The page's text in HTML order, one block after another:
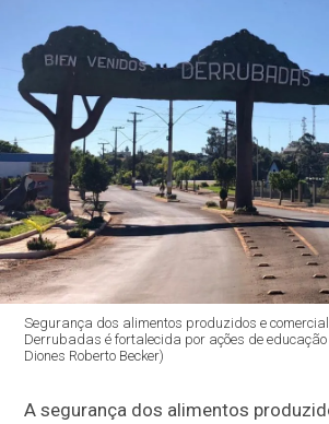
Segurança dos alimentos produzidos e
Derrubadas é fortalecida por ações de
Diones Roberto Becker)
A segurança dos alimentos